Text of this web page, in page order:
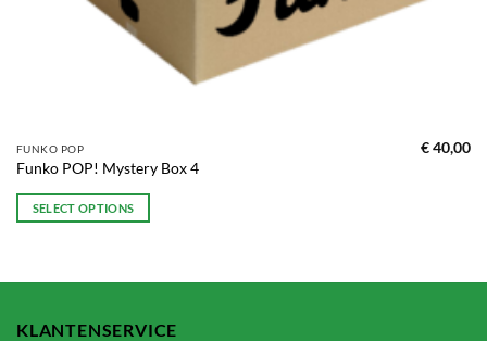
FUNKO POP
Funko POP! Mystery Box 4
€40,00
SELECT OPTIONS
KLANTENSERVICE